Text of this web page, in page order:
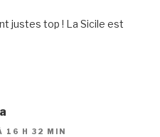
justes top ! La Sicile est
16 H 32 MIN